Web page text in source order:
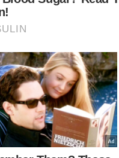
itu Chen Wei
terhasil
setiap hari.
berterima kasih
tinggi intensitinya
pada tahap
Berkaitan: